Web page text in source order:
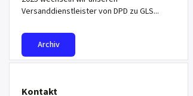
Versanddienstleister von DPD zu GLS...
Archiv
Kontakt